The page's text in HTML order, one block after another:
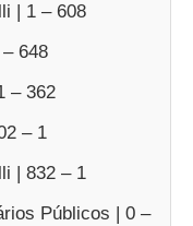
| 1 – 608
648
– 362
– 1
| 832 – 1
Públicos | 0 –